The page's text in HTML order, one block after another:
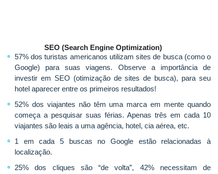
SEO (Search Engine Optimization)
57% dos turistas americanos utilizam sites de busca (como o
Google) para suas viagens. Observe a importância de
investir em SEO (otimização de sites de busca), para seu
hotel aparecer entre os primeiros resultados!
52% dos viajantes não têm uma marca em mente quando
começa a pesquisar suas férias. Apenas três em cada 10
viajantes são leais a uma agência, hotel, cia aérea, etc.
1 em cada 5 buscas no Google estão relacionadas à
localização.
25% dos cliques são “de volta”, 42% necessitam de